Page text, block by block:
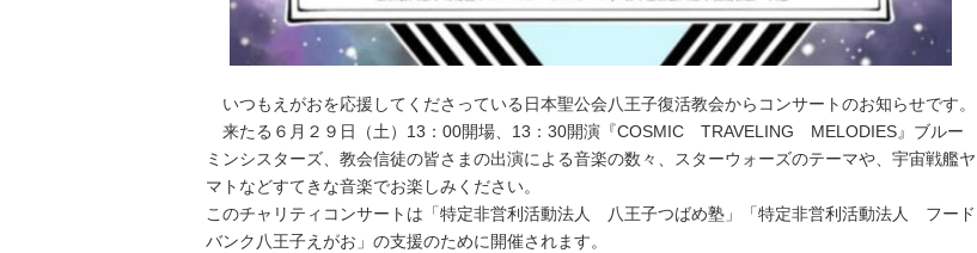
いつもえがおを応援してくださっている日本聖公会八王子復活教会からコンサートのお知らせです。
来たる６月２９日（土）13：00開場、13：30開演『COSMIC TRAVELING MELODIES』ブルー
ミンシスターズ、教会信徒の皆さまの出演による音楽の数々、スターウォーズのテーマや、宇宙戦艦ヤ
マトなどすてきな音楽でお楽しみください。
このチャリティコンサートは「特定非営利活動法人 八王子つばめ塾」「特定非営利活動法人 フード
バンク八王子えがお」の支援のために開催されます。